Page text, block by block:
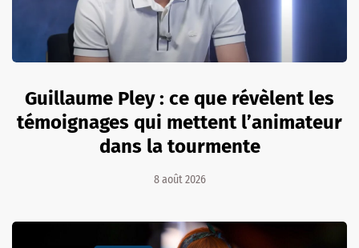
Guillaume Pley : ce que révèlent les
témoignages qui mettent l’animateur
dans la tourmente
8 août 2026